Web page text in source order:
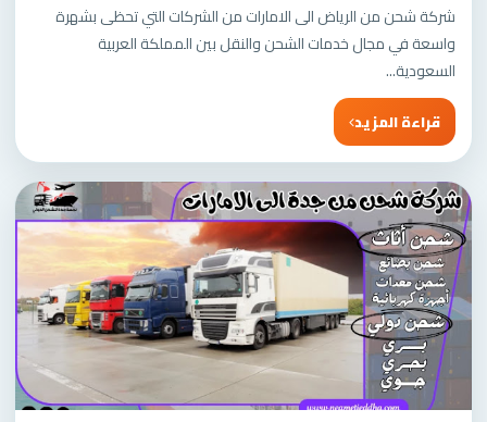
شركة شحن من الرياض الى الامارات من الشركات التي تحظى بشهرة
واسعة في مجال خدمات الشحن والنقل بين المملكة العربية
السعودية...
قراءة المزيد